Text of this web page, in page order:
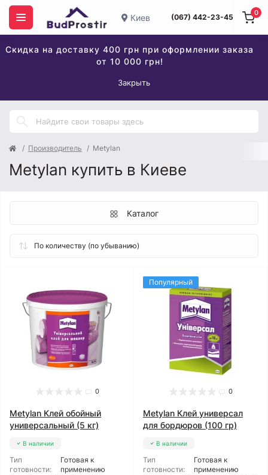
Киев (067) 442-23-45
Скидка на доставку 400 грн при оформлении заказа
от 10 000 грн!
Закрыть
0
Производитель Metylan
Metylan купить в Киеве
Каталог
0
Metylan Клей обойный
универсальный (5 кг)
В наличии
Тип
готовности:
Готовая к
применению
Популярный
0
Metylan Клей универсал
для бордюров (100 гр)
В наличии
Тип
готовности:
Готовая к
применению